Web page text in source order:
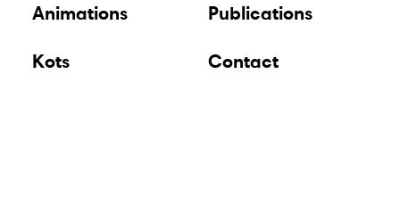
Animations Publications
Kots Contact